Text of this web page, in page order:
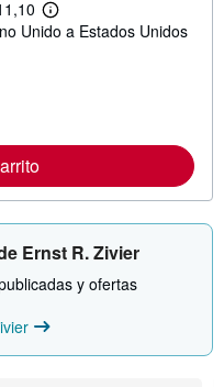
M
á
m
i
s
o
b
l
Unido a Estados Unidos
Ernst R. Zivier
y ofertas